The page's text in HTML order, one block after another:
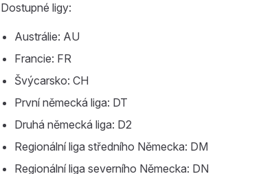
Dostupné ligy:
Austrálie: AU
Francie: FR
Švýcarsko: CH
První německá liga: DT
Druhá německá liga: D2
Regionální liga středního Německa: DM
Regionální liga severního Německa: DN